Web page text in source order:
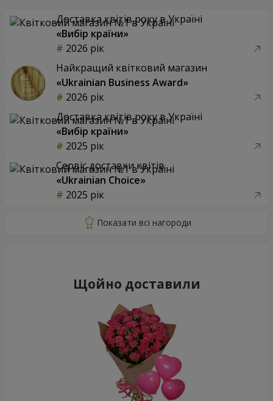
Доставка квітів року в Україні
«Вибір країни»
2026 рік
Найкращий квітковий магазин
«Ukrainian Business Award»
2026 рік
Доставка квітів року в Україні
«Вибір країни»
2025 рік
Сервіс доставки квітів
«Ukrainian Choice»
2025 рік
Щойно доставили